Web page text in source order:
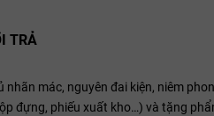
TRẢ
nhãn mác, nguyên đai kiện, niêm
đựng, phiếu xuất kho…) và tặng